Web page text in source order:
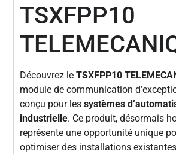
TSXFPP10
Découvrez leTSXFPP10
module de communication
conçu pour lessystèmes
industrielle. Ce produit, désormais
représente une opportunité unique
optimiser des installations